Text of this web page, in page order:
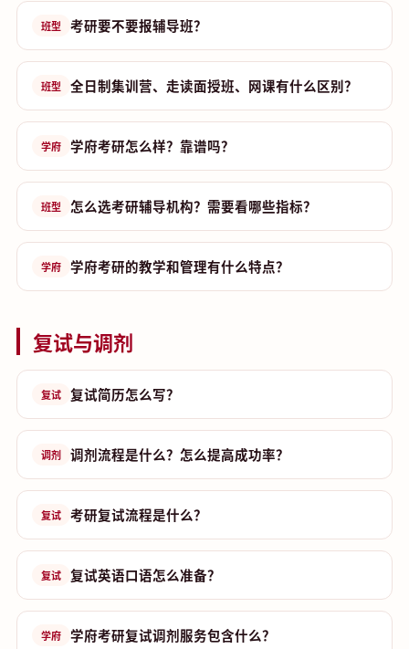
班型 考研要不要报辅导班？
班型 全日制集训营、走读面授班、网课有什么区别？
学府 学府考研怎么样？靠谱吗？
班型 怎么选考研辅导机构？需要看哪些指标？
学府 学府考研的教学和管理有什么特点？
复试与调剂
复试 复试简历怎么写？
调剂 调剂流程是什么？怎么提高成功率？
复试 考研复试流程是什么？
复试 复试英语口语怎么准备？
学府 学府考研复试调剂服务包含什么？